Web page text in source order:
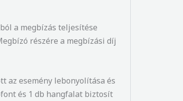
a megbízás teljesítése
részére a megbízási díj
az esemény lebonyolítása és
és 1 db hangfalat biztosít